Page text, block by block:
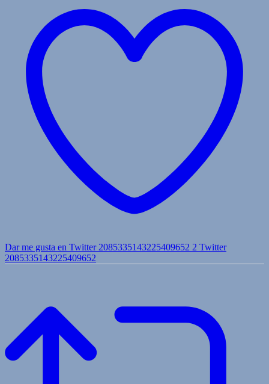
Dar me gusta en Twitter 2085335143225409652 2 Twitter
2085335143225409652